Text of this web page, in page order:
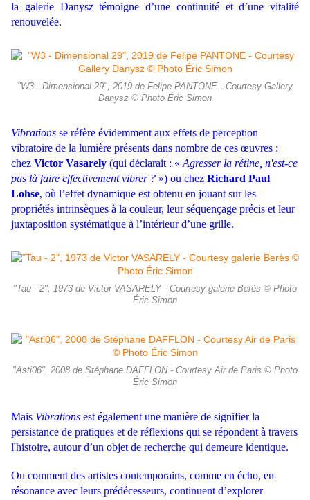
la galerie Danysz témoigne d’une continuité et d’une vitalité
renouvelée.
"W3 - Dimensional 29", 2019 de Felipe PANTONE - Courtesy Gallery
Danysz © Photo Éric Simon
Vibrations se réfère évidemment aux effets de perception
vibratoire de la lumière présents dans nombre de ces œuvres :
chez Victor Vasarely (qui déclarait : « Agresser la rétine, n'est-ce
pas là faire effectivement vibrer ? ») ou chez Richard Paul
Lohse, où l’effet dynamique est obtenu en jouant sur les
propriétés intrinsèques à la couleur, leur séquençage précis et leur
juxtaposition systématique à l’intérieur d’une grille.
"Tau - 2", 1973 de Victor VASARELY - Courtesy galerie Berès © Photo
Éric Simon
"Asti06", 2008 de Stéphane DAFFLON - Courtesy Air de Paris © Photo
Éric Simon
Mais Vibrations est également une manière de signifier la
persistance de pratiques et de réflexions qui se répondent à travers
l'histoire, autour d’un objet de recherche qui demeure identique.
Ou comment des artistes contemporains, comme en écho, en
résonance avec leurs prédécesseurs, continuent d’explorer